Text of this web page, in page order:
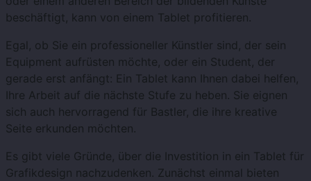
beschäftigt, kann von einem Tablet profitieren.
Egal, ob Sie ein professioneller Künstler sind, der sein
Equipment aufrüsten möchte, oder ein Student, der
gerade erst anfängt: Ein Tablet kann Ihnen dabei helfen,
Ihre Arbeit auf die nächste Stufe zu heben. Sie eignen
sich auch hervorragend für Bastler, die ihre kreative
Seite erkunden möchten.
Es gibt viele Gründe, über die Investition in ein Tablet für
Grafikdesign nachzudenken. Zunächst einmal bieten